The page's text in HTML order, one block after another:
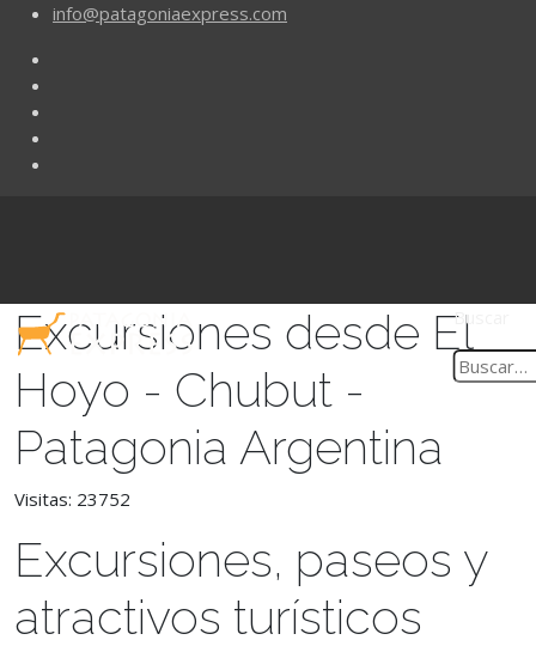
info@patagoniaexpress.com
Buscar
Excursiones desde El
Hoyo - Chubut -
Patagonia Argentina
Visitas: 23752
Excursiones, paseos y
atractivos turísticos